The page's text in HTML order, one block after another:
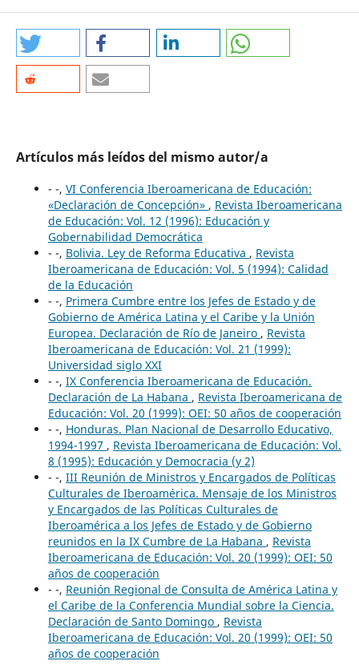
Artículos más leídos del mismo autor/a
- -, VI Conferencia Iberoamericana de Educación:
«Declaración de Concepción» , Revista Iberoamericana
de Educación: Vol. 12 (1996): Educación y
Gobernabilidad Democrática
- -, Bolivia. Ley de Reforma Educativa , Revista
Iberoamericana de Educación: Vol. 5 (1994): Calidad
de la Educación
- -, Primera Cumbre entre los Jefes de Estado y de
Gobierno de América Latina y el Caribe y la Unión
Europea. Declaración de Río de Janeiro , Revista
Iberoamericana de Educación: Vol. 21 (1999):
Universidad siglo XXI
- -, IX Conferencia Iberoamericana de Educación.
Declaración de La Habana , Revista Iberoamericana de
Educación: Vol. 20 (1999): OEI: 50 años de cooperación
- -, Honduras. Plan Nacional de Desarrollo Educativo,
1994-1997 , Revista Iberoamericana de Educación: Vol.
8 (1995): Educación y Democracia (y 2)
- -, III Reunión de Ministros y Encargados de Políticas
Culturales de Iberoamérica. Mensaje de los Ministros
y Encargados de las Políticas Culturales de
Iberoamérica a los Jefes de Estado y de Gobierno
reunidos en la IX Cumbre de La Habana , Revista
Iberoamericana de Educación: Vol. 20 (1999): OEI: 50
años de cooperación
- -, Reunión Regional de Consulta de América Latina y
el Caribe de la Conferencia Mundial sobre la Ciencia.
Declaración de Santo Domingo , Revista
Iberoamericana de Educación: Vol. 20 (1999): OEI: 50
años de cooperación